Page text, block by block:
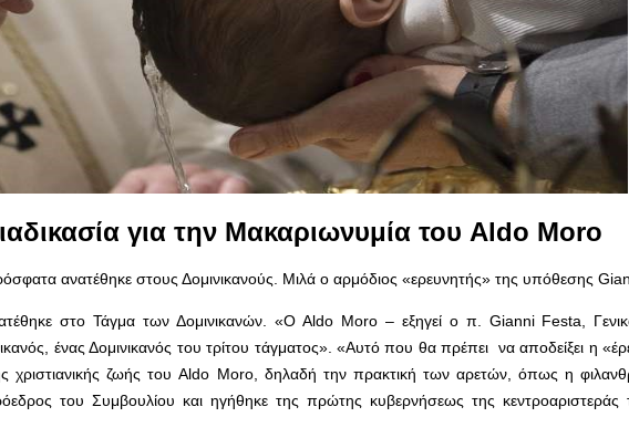
για την Μακαριωνυμία του Aldo Moro
ανατέθηκε στους Δομινικανούς. Μιλά ο αρμόδιος «ερευνητής» της υπόθεσης
στο Τάγμα των Δομινικανών. «Ο Aldo Moro – εξηγεί ο π. Gianni Festa,
ένας Δομινικανός του τρίτου τάγματος». «Αυτό που θα πρέπει να αποδείξει η
χριστιανικής ζωής του Aldo Moro, δηλαδή την πρακτική των αρετών, όπως η
του Συμβουλίου και ηγήθηκε της πρώτης κυβερνήσεως της